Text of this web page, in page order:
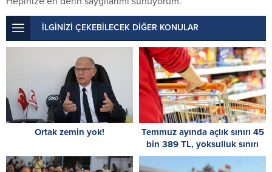
İLGİNİZİ ÇEKEBİLECEK DİĞER KONULAR
Ortak zemin yok!
Temmuz ayında açlık sınırı 45
bin 389 TL, yoksulluk sınırı
244 bin 818 TL oldu